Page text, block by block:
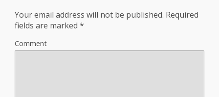
Your email address will not be published. Required
fields are marked *
Comment